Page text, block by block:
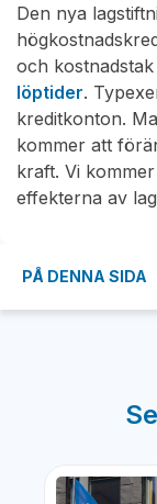
Den nya
och
löptider.
kreditkonton.
kommer att
kraft. Vi
effekterna av
PÅ DENNA SIDA